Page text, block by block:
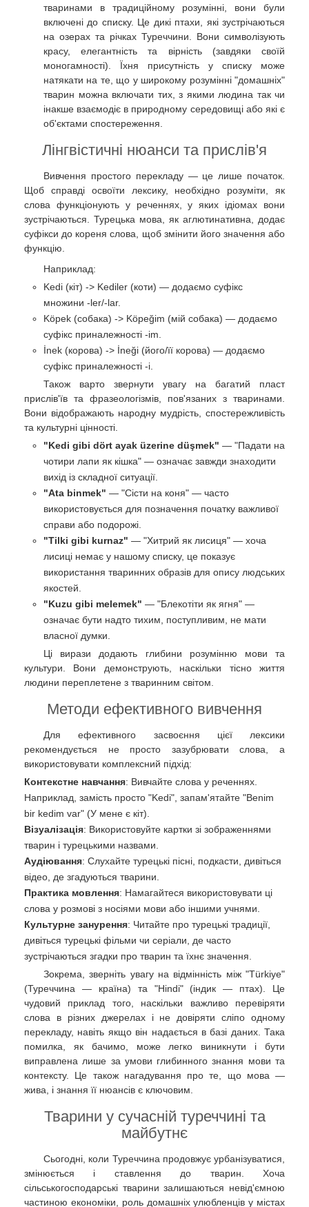
тваринами в традиційному розумінні, вони були
включені до списку. Це дикі птахи, які зустрічаються
на озерах та річках Туреччини. Вони символізують
красу, елегантність та вірність (завдяки своїй
моногамності). Їхня присутність у списку може
натякати на те, що у широкому розумінні "домашніх"
тварин можна включати тих, з якими людина так чи
інакше взаємодіє в природному середовищі або які є
об'єктами спостереження.
Лінгвістичні нюанси та прислів'я
Вивчення простого перекладу — це лише початок.
Щоб справді освоїти лексику, необхідно розуміти, як
слова функціонують у реченнях, у яких ідіомах вони
зустрічаються. Турецька мова, як аглютинативна, додає
суфікси до кореня слова, щоб змінити його значення або
функцію.
Наприклад:
Kedi (кіт) -> Kediler (коти) — додаємо суфікс
множини -ler/-lar.
Köpek (собака) -> Köpeğim (мій собака) — додаємо
суфікс приналежності -im.
İnek (корова) -> İneği (його/її корова) — додаємо
суфікс приналежності -i.
Також варто звернути увагу на багатий пласт
прислів'їв та фразеологізмів, пов'язаних з тваринами.
Вони відображають народну мудрість, спостережливість
та культурні цінності.
"Kedi gibi dört ayak üzerine düşmek" — "Падати на
чотири лапи як кішка" — означає завжди знаходити
вихід із складної ситуації.
"Ata binmek" — "Сісти на коня" — часто
використовується для позначення початку важливої
справи або подорожі.
"Tilki gibi kurnaz" — "Хитрий як лисиця" — хоча
лисиці немає у нашому списку, це показує
використання тваринних образів для опису людських
якостей.
"Kuzu gibi melemek" — "Блекотіти як ягня" —
означає бути надто тихим, поступливим, не мати
власної думки.
Ці вирази додають глибини розумінню мови та
культури. Вони демонструють, наскільки тісно життя
людини переплетене з тваринним світом.
Методи ефективного вивчення
Для ефективного засвоєння цієї лексики
рекомендується не просто зазубрювати слова, а
використовувати комплексний підхід:
Контекстне навчання: Вивчайте слова у реченнях.
Наприклад, замість просто "Kedi", запам'ятайте "Benim
bir kedim var" (У мене є кіт).
Візуалізація: Використовуйте картки зі зображеннями
тварин і турецькими назвами.
Аудіювання: Слухайте турецькі пісні, подкасти, дивіться
відео, де згадуються тварини.
Практика мовлення: Намагайтеся використовувати ці
слова у розмові з носіями мови або іншими учнями.
Культурне занурення: Читайте про турецькі традиції,
дивіться турецькі фільми чи серіали, де часто
зустрічаються згадки про тварин та їхнє значення.
Зокрема, зверніть увагу на відмінність між "Türkiye"
(Туреччина — країна) та "Hindi" (індик — птах). Це
чудовий приклад того, наскільки важливо перевіряти
слова в різних джерелах і не довіряти сліпо одному
перекладу, навіть якщо він надається в базі даних. Така
помилка, як бачимо, може легко виникнути і бути
виправлена лише за умови глибинного знання мови та
контексту. Це також нагадування про те, що мова —
жива, і знання її нюансів є ключовим.
Тварини у сучасній туреччині та
майбутнє
Сьогодні, коли Туреччина продовжує урбанізуватися,
змінюється і ставлення до тварин. Хоча
сільськогосподарські тварини залишаються невід'ємною
частиною економіки, роль домашніх улюбленців у містах